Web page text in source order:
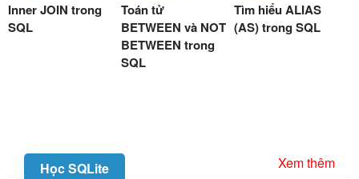
Inner JOIN trong
SQL
Toán tử
BETWEEN và NOT
BETWEEN trong
SQL
Tìm hiểu ALIAS
(AS) trong SQL
Học SQLite Xem thêm